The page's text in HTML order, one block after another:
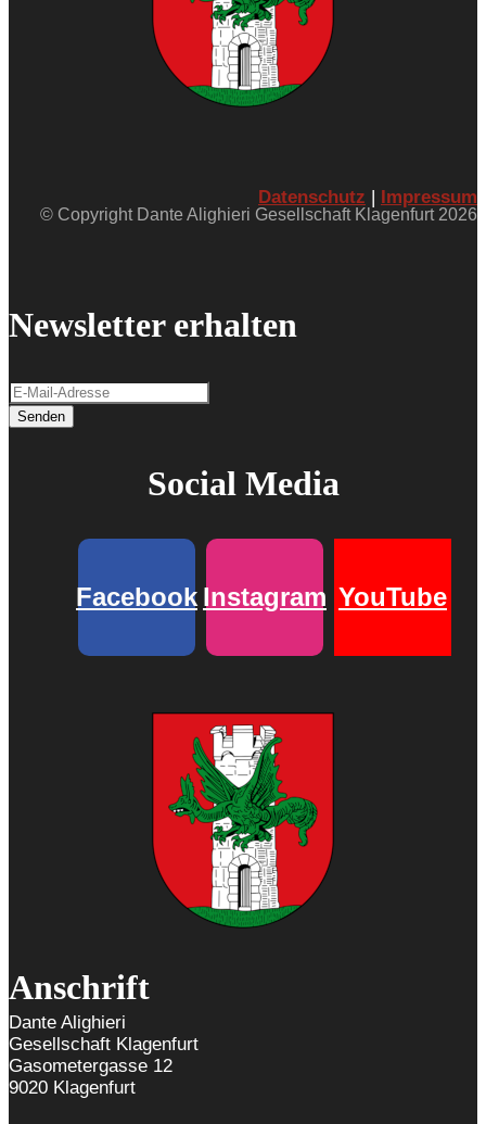
Datenschutz Impressum
© Copyright Dante Alighieri Gesellschaft Klagenfurt 2026
Newsletter erhalten
Senden
Social Media
Facebook Instagram YouTube
Anschrift
Dante Alighieri
Gesellschaft Klagenfurt
Gasometergasse 12
9020 Klagenfurt